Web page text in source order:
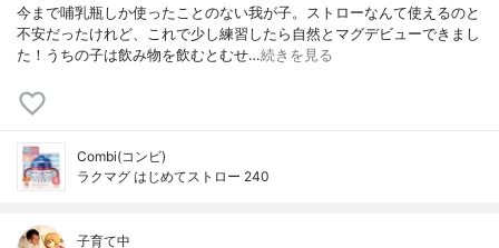
今まで哺乳瓶しか使ったことのない我が子。ストローなんて使えるのと
不安だったけれど、これで少し練習したら自然とマグデビューできまし
た！うちの子は飲み物を飲むとむせ…続きを見る
Combi(コンビ)
ラクマグ はじめてストロー 240
子育て中